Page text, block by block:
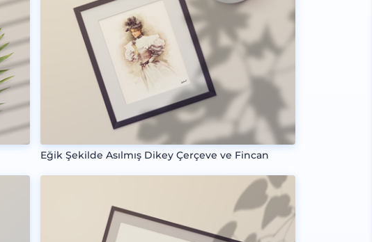
Eğik Şekilde Asılmış Dikey Çerçeve ve Fincan